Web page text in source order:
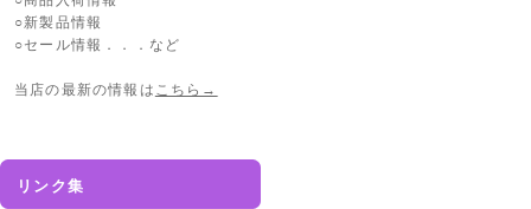
○新製品情報
○セール情報．．．など
当店の最新の情報は こちら→
リンク集